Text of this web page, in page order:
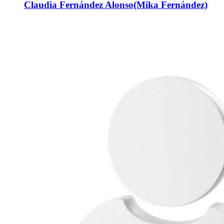
Claudia Fernández Alonso(Mika Fernández)